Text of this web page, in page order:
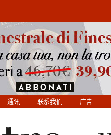
通讯 联系我们 广告